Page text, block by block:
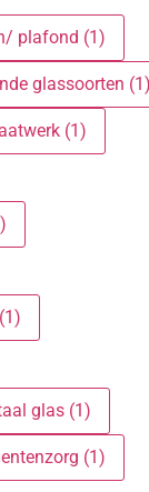
plafond (1)
glassoorten
(1)
glas (1)
(1)